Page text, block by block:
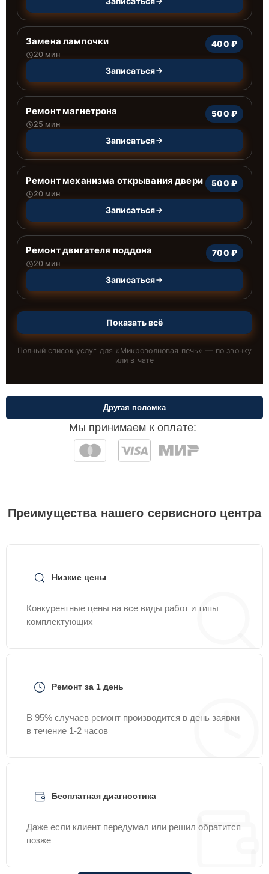
Замена лампочки
20 мин
400 ₽
Записаться
Ремонт магнетрона
25 мин
500 ₽
Записаться
Ремонт механизма открывания двери
20 мин
500 ₽
Записаться
Ремонт двигателя поддона
20 мин
700 ₽
Записаться
Показать всё
Полный список услуг для « Микроволновая печь» — по звонку
или в чате
Мы принимаем к оплате:
Другая поломка
Преимущества нашего сервисного центра
Низкие цены
Конкурентные цены на все виды работ и типы
комплектующих
Ремонт за 1 день
В 95% случаев ремонт производится в день заявки
в течение 1-2 часов
Бесплатная диагностика
Даже если клиент передумал или решил обратится
позже